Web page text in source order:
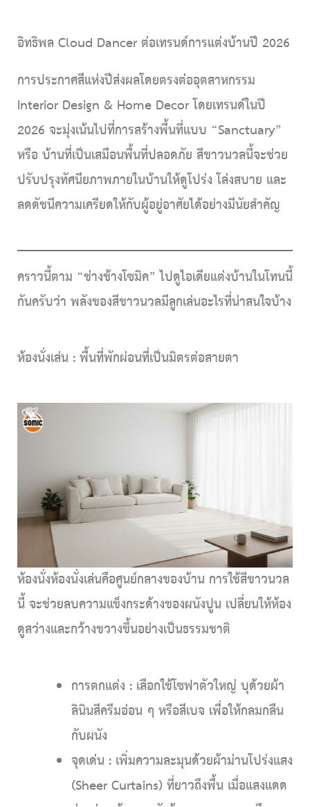
อิทธิพล Cloud Dancer ต่อเทรนด์การแต่งบ้านปี 2026
การประกาศสีแห่งปีส่งผลโดยตรงต่ออุตสาหกรรม
Interior Design & Home Decorโดยเทรนด์ในปี
2026 จะมุ่งเน้นไปที่การสร้างพื้นที่แบบ “Sanctuary”
หรือ บ้านที่เป็นเสมือนพื้นที่ปลอดภัย สีขาวนวลนี้จะช่วย
ปรับปรุงทัศนียภาพภายในบ้านให้ดูโปร่ง โล่งสบาย และ
ลดดัชนีความเครียดให้กับผู้อยู่อาศัยได้อย่างมีนัยสำคัญ
คราวนี้ตาม “ช่างช้างโซมิค” ไปดูไอเดียแต่งบ้านในโทนนี้
กันครับว่า พลังของสีขาวนวลมีลูกเล่นอะไรที่น่าสนใจบ้าง
ห้องนั่งเล่น :พื้นที่พักผ่อนที่เป็นมิตรต่อสายตา
ห้องนั่งห้องนั่งเล่นคือศูนย์กลางของบ้าน การใช้สีขาวนวล
นี้ จะช่วยลบความแข็งกระด้างของผนังปูน เปลี่ยนให้ห้อง
ดูสว่างและกว้างขวางขึ้นอย่างเป็นธรรมชาติ
การตกแต่ง : เลือกใช้โซฟาตัวใหญ่ บุด้วยผ้า
ลินินสีครีมอ่อน ๆ หรือสีเบจ เพื่อให้กลมกลืน
กับผนัง
จุดเด่น : เพิ่มความละมุนด้วยผ้าม่านโปร่งแสง
(Sheer Curtains) ที่ยาวถึงพื้น เมื่อแสงแดด